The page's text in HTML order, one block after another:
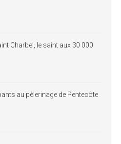
Charbel, le saint aux 30 000
au pèlerinage de Pentecôte